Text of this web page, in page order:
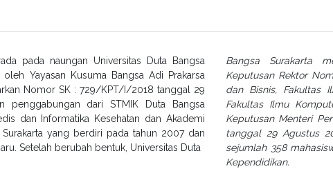
pada naungan Universitas Duta Bangsa
Yayasan Kusuma Bangsa Adi Prakarsa
Nomor SK : 729/KPT/I/2018 tanggal 29
penggabungan dari STMIK Duta Bangsa
dan Informatika Kesehatan dan Akademi
Surakarta yang berdiri pada tahun 2007 dan
Setelah berubah bentuk, Universitas Duta
Bangsa Surakarta
Keputusan Rektor
dan Bisnis, Fakultas
Fakultas Ilmu
Keputusan Menteri
tanggal 29 Agustus
sejumlah 358
Kependidikan.